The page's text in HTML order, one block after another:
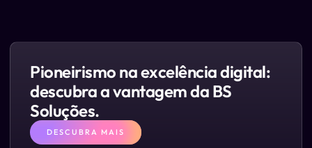
Pioneirismo na excelência digital:
descubra a vantagem da BS
Soluções.
DESCUBRA MAIS